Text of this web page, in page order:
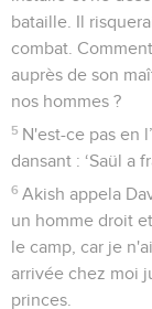
bataille. Il
combat.
auprès de son
nos hommes ?
5 N'est-ce pas en
dansant : ‘Saül a
6 Akish appela
un homme droit
le camp, car je
arrivée chez moi
princes.